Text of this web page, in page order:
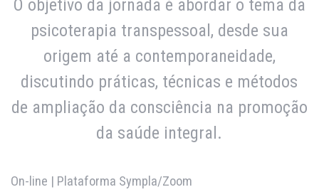
O objetivo da jornada é abordar o tema da
psicoterapia transpessoal, desde sua
origem até a contemporaneidade,
discutindo práticas, técnicas e métodos
de ampliação da consciência na promoção
da saúde integral.
On-line | Plataforma Sympla/Zoom